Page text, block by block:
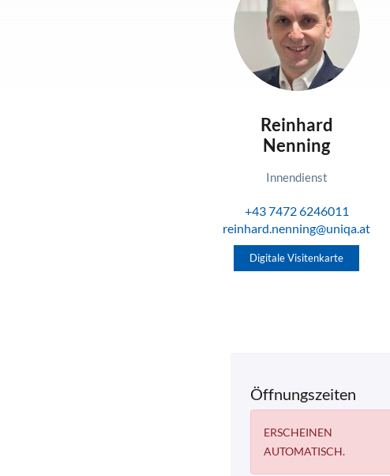
Reinhard
Nenning
Innendienst
+43 7472 6246011
reinhard.nenning@uniqa.at
Digitale Visitenkarte
Öffnungszeiten
ERSCHEINEN
AUTOMATISCH.